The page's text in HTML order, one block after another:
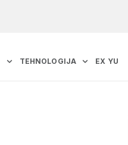
TEHNOLOGIJA EX YU